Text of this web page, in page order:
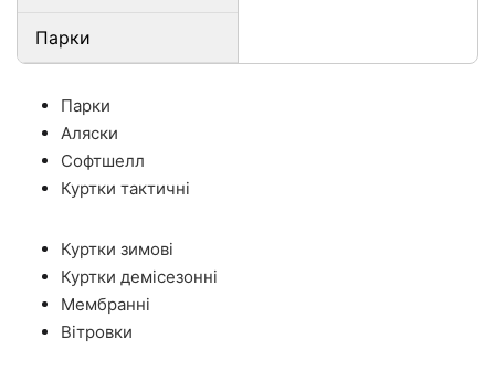
Парки
Парки
Аляски
Софтшелл
Куртки тактичні
Куртки зимові
Куртки демісезонні
Мембранні
Вітровки